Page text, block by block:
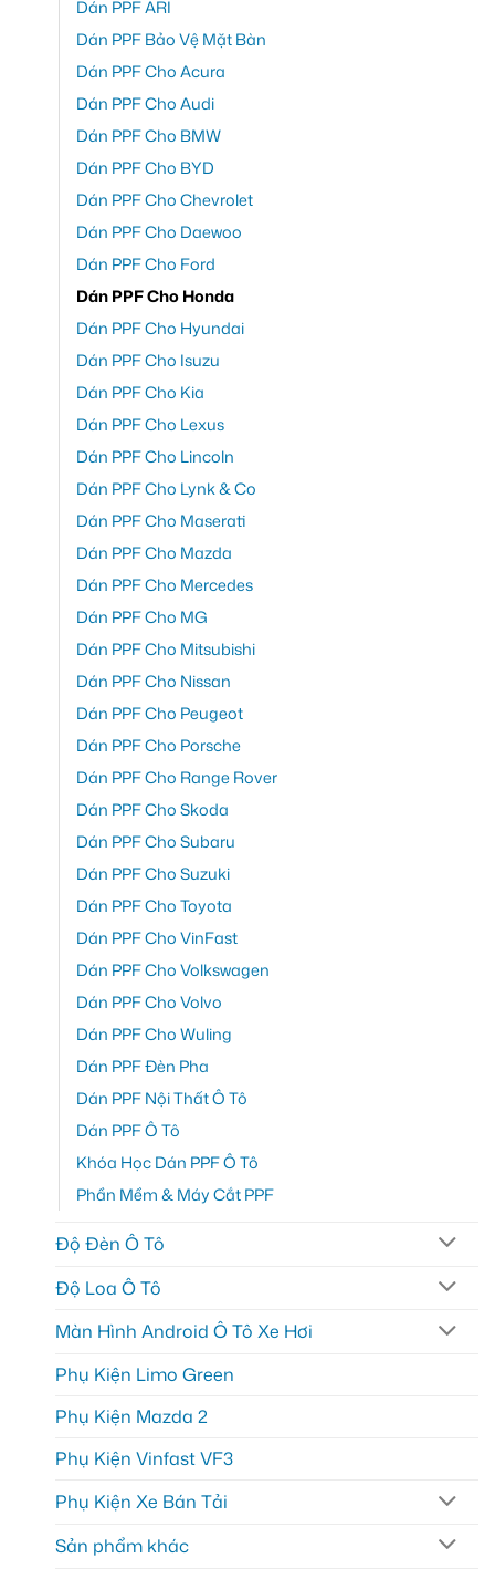
Dán PPF ARI
Dán PPF Bảo Vệ Mặt Bàn
Dán PPF Cho Acura
Dán PPF Cho Audi
Dán PPF Cho BMW
Dán PPF Cho BYD
Dán PPF Cho Chevrolet
Dán PPF Cho Daewoo
Dán PPF Cho Ford
Dán PPF Cho Honda
Dán PPF Cho Hyundai
Dán PPF Cho Isuzu
Dán PPF Cho Kia
Dán PPF Cho Lexus
Dán PPF Cho Lincoln
Dán PPF Cho Lynk & Co
Dán PPF Cho Maserati
Dán PPF Cho Mazda
Dán PPF Cho Mercedes
Dán PPF Cho MG
Dán PPF Cho Mitsubishi
Dán PPF Cho Nissan
Dán PPF Cho Peugeot
Dán PPF Cho Porsche
Dán PPF Cho Range Rover
Dán PPF Cho Skoda
Dán PPF Cho Subaru
Dán PPF Cho Suzuki
Dán PPF Cho Toyota
Dán PPF Cho VinFast
Dán PPF Cho Volkswagen
Dán PPF Cho Volvo
Dán PPF Cho Wuling
Dán PPF Đèn Pha
Dán PPF Nội Thất Ô Tô
Dán PPF Ô Tô
Khóa Học Dán PPF Ô Tô
Phần Mềm & Máy Cắt PPF
Độ Đèn Ô Tô
Độ Loa Ô Tô
Màn Hình Android Ô Tô Xe Hơi
Phụ Kiện Limo Green
Phụ Kiện Mazda 2
Phụ Kiện Vinfast VF3
Phụ Kiện Xe Bán Tải
Sản phẩm khác